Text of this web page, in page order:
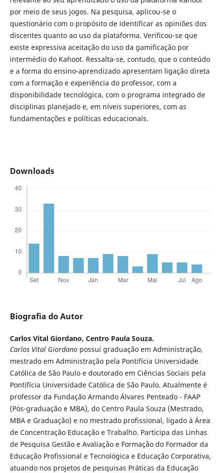
por meio de seus jogos. Na pesquisa, aplicou-se o
questionário com o propósito de identificar as opiniões dos
discentes quanto ao uso da plataforma. Verificou-se que
existe expressiva aceitação do uso da gamificação por
intermédio do Kahoot. Ressalta-se, contudo, que o conteúdo
e a forma do ensino-aprendizado apresentam ligação direta
com a formação e experiência do professor, com a
disponibilidade tecnológica, com o programa integrado de
disciplinas planejado e, em níveis superiores, com as
fundamentações e políticas educacionais.
Downloads
Biografia do Autor
Carlos Vital Giordano, Centro Paula Souza.
Carlos Vital Giordanopossui graduação em Administração,
mestrado em Administração pela Pontifícia Universidade
Católica de São Paulo e doutorado em Ciências Sociais pela
Pontifícia Universidade Católica de São Paulo. Atualmente é
professor da Fundação Armando Álvares Penteado - FAAP
(Pós-graduação e MBA), do Centro Paula Souza (Mestrado,
MBA e Graduação) e no mestrado profissional, ligado à Área
de Concentração Educação e Trabalho. Participa das Linhas
de Pesquisa Gestão e Avaliação e Formação do Formador da
Educação Profissional e Tecnológica e Educação Corporativa,
atuando nos projetos de pesquisas Práticas da Educação